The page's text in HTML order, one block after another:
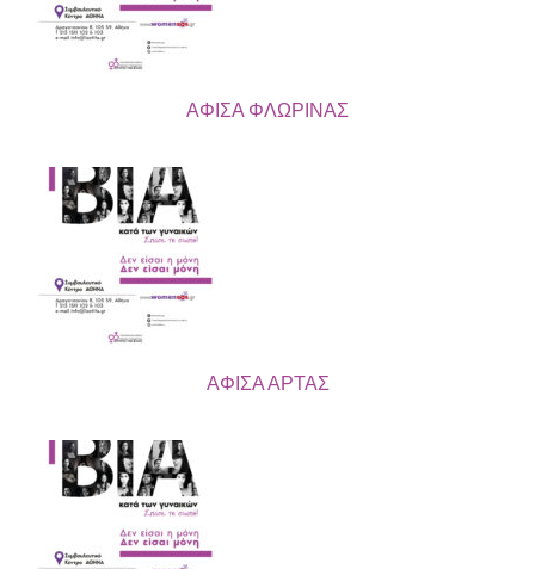
ΑΦΙΣΑ ΦΛΩΡΙΝΑΣ
ΑΦΙΣΑ ΑΡΤΑΣ